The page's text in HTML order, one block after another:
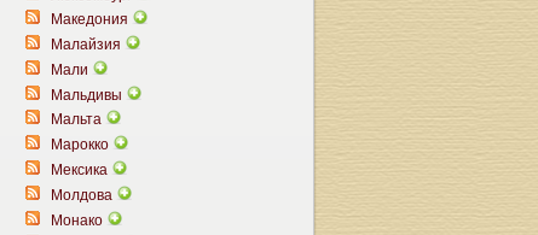
Македония
Малайзия
Мали
Мальдивы
Мальта
Марокко
Мексика
Молдова
Монако